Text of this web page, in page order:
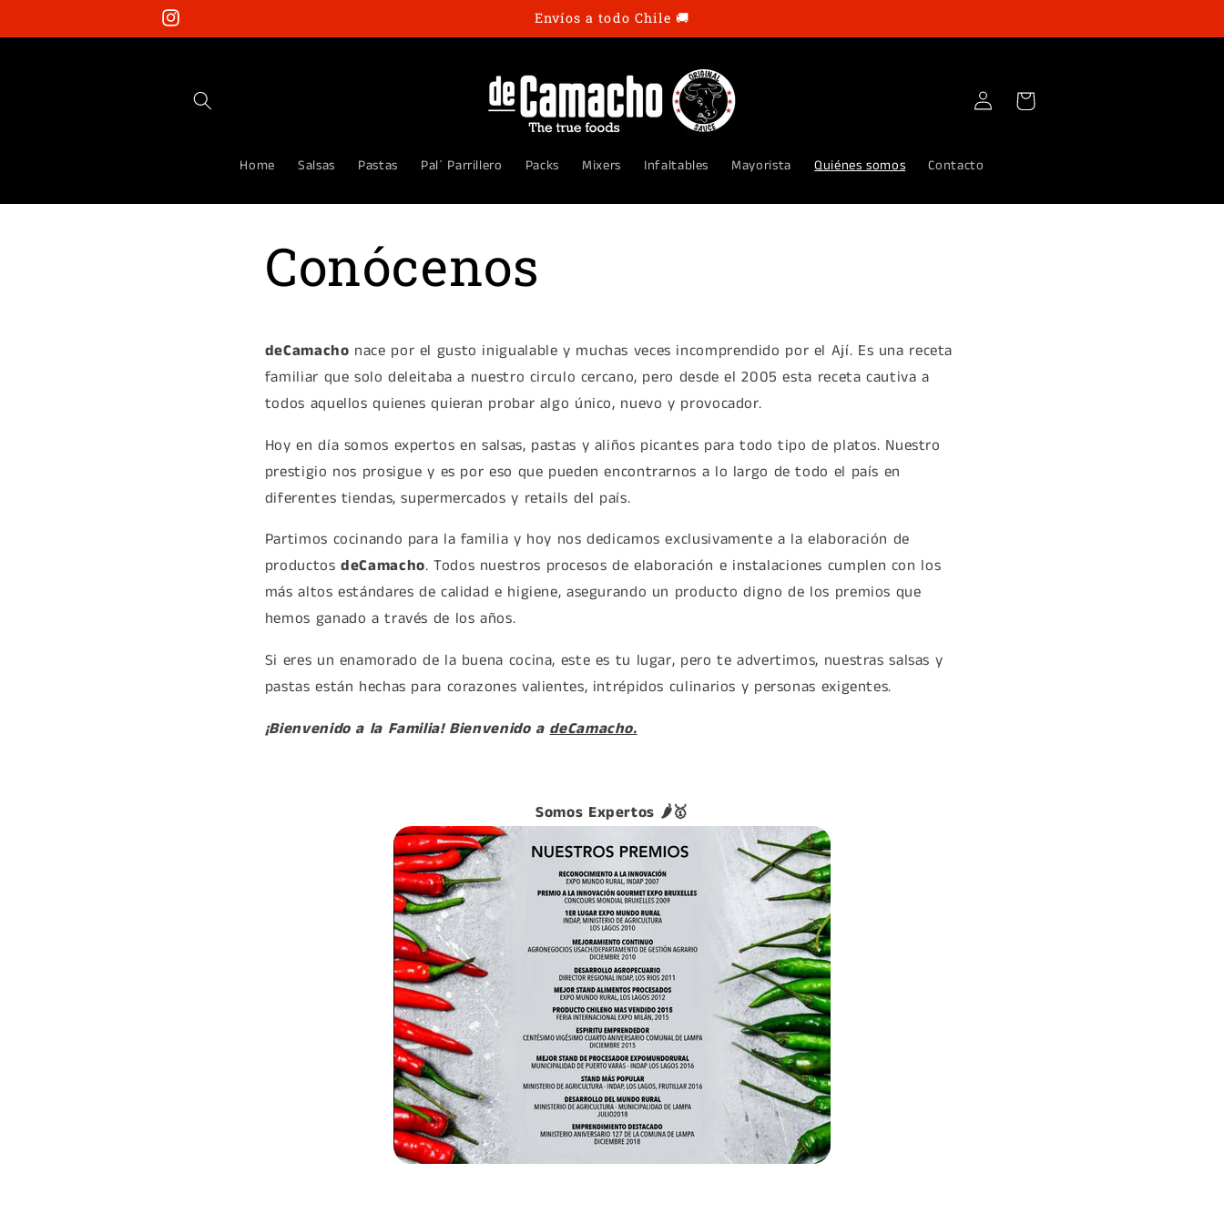
al contenido
Instagram
Envíos a todo Chile 🚚
Home Salsas Pastas Pal´ Parrillero Packs Mixers Infaltables Mayorista Quiénes somos Contacto
Iniciar
sesión
Carrito
Conócenos
deCamacho nace por el gusto inigualable y muchas veces incomprendido por el Ají. Es una receta
familiar que solo deleitaba a nuestro circulo cercano, pero desde el 2005 esta receta cautiva a
todos aquellos quienes quieran probar algo único, nuevo y provocador.
Hoy en día somos expertos en salsas, pastas y aliños picantes para todo tipo de platos. Nuestro
prestigio nos prosigue y es por eso que pueden encontrarnos a lo largo de todo el país en
diferentes tiendas, supermercados y retails del país.
Partimos cocinando para la familia y hoy nos dedicamos exclusivamente a la elaboración de
productosdeCamacho. Todos nuestros procesos de elaboración e instalaciones cumplen con los
más altos estándares de calidad e higiene, asegurando un producto digno de los premios que
hemos ganado a través de los años.
Si eres un enamorado de la buena cocina, este es tu lugar, pero te advertimos, nuestras salsas y
pastas están hechas para corazones valientes, intrépidos culinarios y personas exigentes.
¡Bienvenido a la Familia! Bienvenido adeCamacho.
Somos Expertos 🌶️🥇